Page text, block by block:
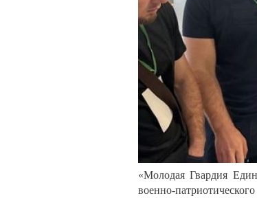
«Молодая Гвардия
военно-